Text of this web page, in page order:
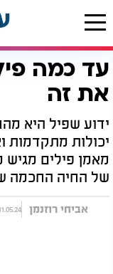
דף הבית יהדות נפלאותעד כמה
את זה
ידוע שפיל היא
יכולות מתקדמות
מאמן פילים מגיש
של החיה החכמה
אביחי רוזנמן 01.05.24 כ"ג ניסן